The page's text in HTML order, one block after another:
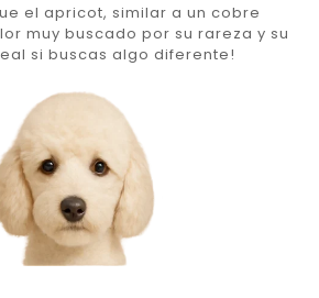
el apricot, similar a un cobre
muy buscado por su rareza y su
si buscas algo diferente!